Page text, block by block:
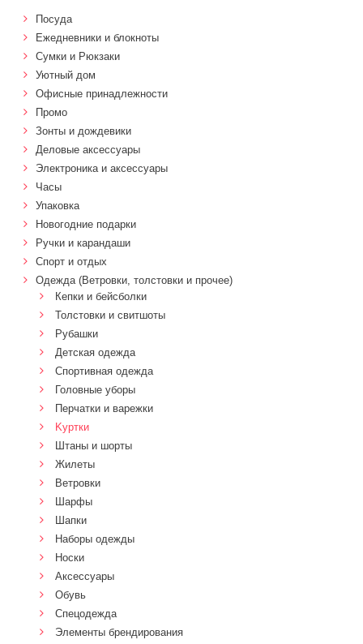
Посуда
Ежедневники и блокноты
Сумки и Рюкзаки
Уютный дом
Офисные принадлежности
Промо
Зонты и дождевики
Деловые аксессуары
Электроника и аксессуары
Часы
Упаковка
Новогодние подарки
Ручки и карандаши
Спорт и отдых
Одежда (Ветровки, толстовки и прочее)
Кепки и бейсболки
Толстовки и свитшоты
Рубашки
Детская одежда
Спортивная одежда
Головные уборы
Перчатки и варежки
Kуртки
Штаны и шорты
Жилеты
Ветровки
Шарфы
Шапки
Наборы одежды
Носки
Аксессуары
Обувь
Спецодежда
Элементы брендирования